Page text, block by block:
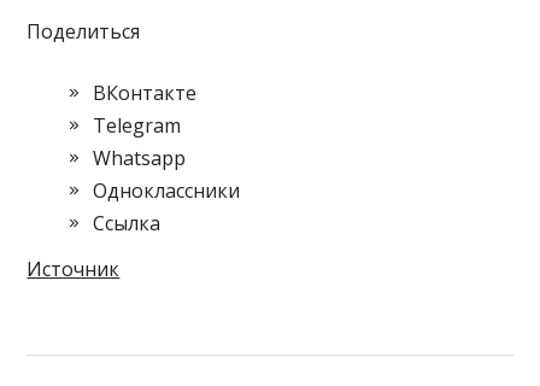
Поделиться
ВКонтакте
Telegram
Whatsapp
Одноклассники
Cсылка
Источник